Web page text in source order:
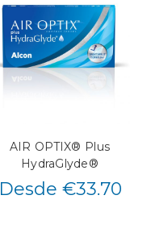
AIR OPTIX® Plus
HydraGlyde®
Desde €33.70